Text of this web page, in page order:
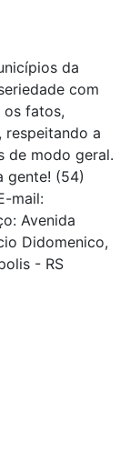
da
com
os fatos,
respeitando a
de modo geral.
gente! (54)
mail:
Avenida
Didomenico,
- RS